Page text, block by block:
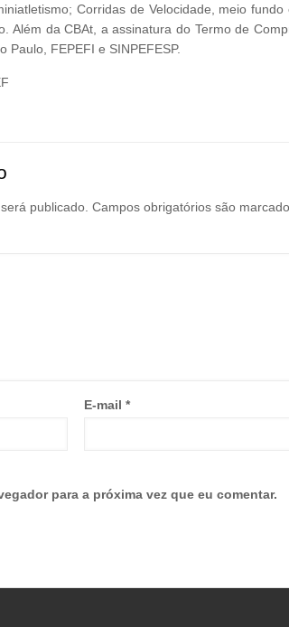
Corridas de Velocidade, meio
Além da CBAt, a assinatura do Termo de
Paulo, FEPEFI e SINPEFESP.
publicado. Campos obrigatórios são
E-mail *
para a próxima vez que eu comentar.